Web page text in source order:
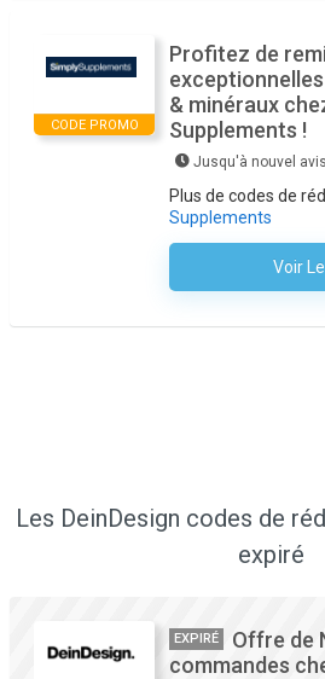
CODE PROMO
Profitez de
& minéraux
Supplements !
Jusqu'à nouvel avis
Plus de codes de
Supplements
Voir
Aucun
Les DeinDesign codes de
expiré
EXPIRÉ
Offre de
commandes